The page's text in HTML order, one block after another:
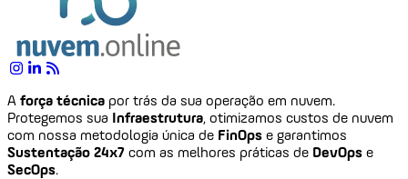
A força técnica por trás da sua operação em nuvem.
Protegemos sua Infraestrutura, otimizamos custos de nuvem
com nossa metodologia única de FinOps e garantimos
Sustentação 24x7 com as melhores práticas de DevOps e
SecOps.